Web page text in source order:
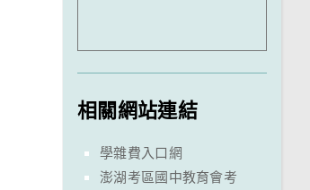
相關網站連結
學雜費入口網
澎湖考區國中教育會考